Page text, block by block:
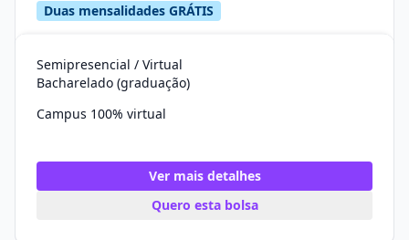
Duas mensalidades GRÁTIS
Semipresencial / Virtual
Bacharelado (graduação)
Campus 100% virtual
Ver mais detalhes
Quero esta bolsa